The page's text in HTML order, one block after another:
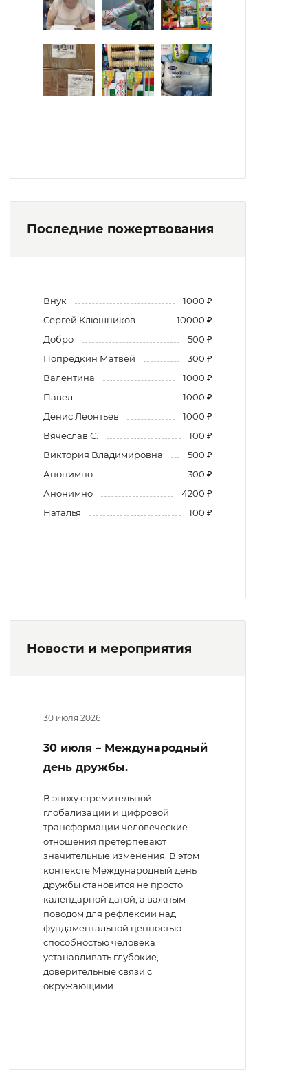
Последние пожертвования
Внук
1000 ₽
Сергей Клюшников
10000 ₽
Добро
500 ₽
Попредкин Матвей
300 ₽
Валентина
1000 ₽
Павел
1000 ₽
Денис Леонтьев
1000 ₽
Вячеслав С.
100 ₽
Виктория Владимировна
500 ₽
Анонимно
300 ₽
Анонимно
4200 ₽
Наталья
100 ₽
Новости и мероприятия
30 июля 2026
30 июля – Международный
день дружбы.
В эпоху стремительной
глобализации и цифровой
трансформации человеческие
отношения претерпевают
значительные изменения. В этом
контексте Международный день
дружбы становится не просто
календарной датой, а важным
поводом для рефлексии над
фундаментальной ценностью —
способностью человека
устанавливать глубокие,
доверительные связи с
окружающими.